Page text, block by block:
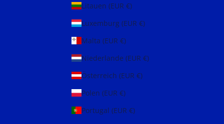
Litauen (EUR €)
Luxemburg (EUR €)
Malta (EUR €)
Niederlande (EUR €)
Österreich (EUR €)
Polen (EUR €)
Portugal (EUR €)